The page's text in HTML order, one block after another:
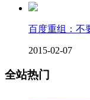
百度重组：不
2015-02-07
全站热门